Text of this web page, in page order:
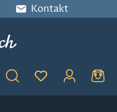
Kontakt
Du hast 0